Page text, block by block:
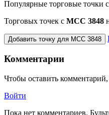
Популярные торговые точки
Торговых точек с МСС 3848
Добавить точку для MCC 3848
Комментарии
Чтобы оставить
Войти
Пока нет комментариев.